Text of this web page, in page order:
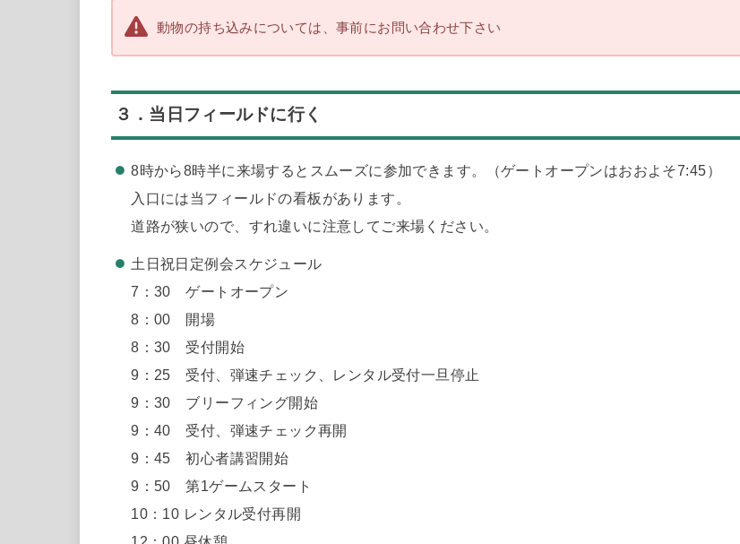
動物の持ち込みについては、事前にお問い合わせ下さい
３．当日フィールドに行く
8時から8時半に来場するとスムーズに参加できます。（ゲートオープンはおおよそ7:45）
入口には当フィールドの看板があります。
道路が狭いので、すれ違いに注意してご来場ください。
土日祝日定例会スケジュール
7：30 ゲートオープン
8：00 開場
8：30 受付開始
9：25 受付、弾速チェック、レンタル受付一旦停止
9：30 ブリーフィング開始
9：40 受付、弾速チェック再開
9：45 初心者講習開始
9：50 第1ゲームスタート
10：10 レンタル受付再開